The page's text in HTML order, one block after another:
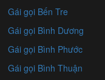
Gái gọi Bến Tre
Gái gọi Bình Dương
Gái gọi Bình Phước
Gái gọi Bình Thuận